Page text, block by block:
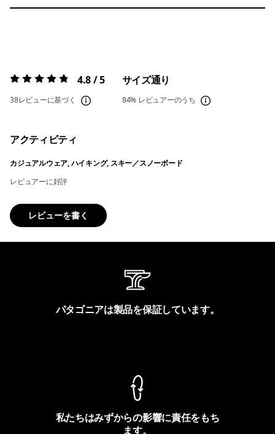
評価:4.8 / 5 4.8 / 5
38レビューに基づく
サイズ通り
84% レビュアーのうち
アクティビティ
カジュアルウェア, ハイキング, スキー／スノーボード
レビュアーに好評
レビューを書く
パタゴニアは製品を保証しています。
私たちはみずからの影響に責任をもち
ます。